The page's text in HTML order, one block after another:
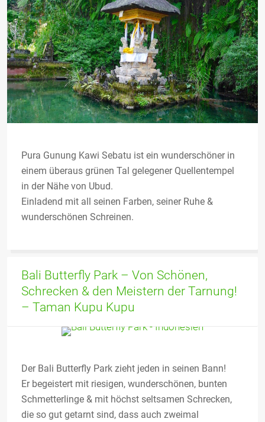
Pura Gunung Kawi Sebatu ist ein wunderschöner in
einem überaus grünen Tal gelegener Quellentempel
in der Nähe von Ubud.
Einladend mit all seinen Farben, seiner Ruhe &
wunderschönen Schreinen.
Bali Butterfly Park – Von Schönen,
Schrecken & den Meistern der Tarnung!
– Taman Kupu Kupu
Der Bali Butterfly Park zieht jeden in seinen Bann!
Er begeistert mit riesigen, wunderschönen, bunten
Schmetterlinge & mit höchst seltsamen Schrecken,
die so gut getarnt sind, dass auch zweimal